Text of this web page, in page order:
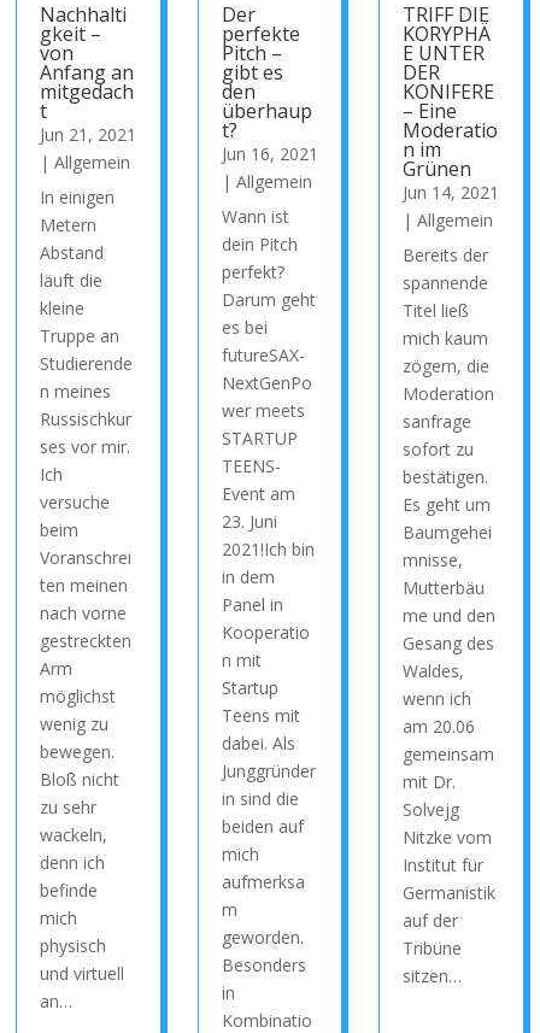
Nachhalti
gkeit –
von
Anfang an
mitgedach
t
Jun 21, 2021
|Allgemein
In einigen
Metern
Abstand
läuft die
kleine
Truppe an
Studierende
n meines
Russischkur
ses vor mir.
Ich
versuche
beim
Voranschrei
ten meinen
nach vorne
gestreckten
Arm
möglichst
wenig zu
bewegen.
Bloß nicht
zu sehr
wackeln,
denn ich
befinde
mich
physisch
und virtuell
an…
Der
perfekte
Pitch –
gibt es
den
überhaup
t?
Jun 16, 2021
| Allgemein
Wann ist
dein Pitch
perfekt?
Darum geht
es bei
futureSAX-
NextGenPo
wer meets
STARTUP
TEENS-
Event am
23. Juni
2021!Ich bin
in dem
Panel in
Kooperatio
n mit
Startup
Teens mit
dabei. Als
Junggründer
in sind die
beiden auf
mich
aufmerksa
m
geworden.
Besonders
in
Kombinatio
TRIFF DIE
KORYPHÄ
E UNTER
DER
KONIFERE
– Eine
Moderatio
n im
Grünen
Jun 14, 2021
|Allgemein
Bereits der
spannende
Titel ließ
mich kaum
zögern, die
Moderation
sanfrage
sofort zu
bestätigen.
Es geht um
Baumgehei
mnisse,
Mutterbäu
me und den
Gesang des
Waldes,
wenn ich
am 20.06
gemeinsam
mit Dr.
Solvejg
Nitzke vom
Institut für
Germanistik
auf der
Tribüne
sitzen…